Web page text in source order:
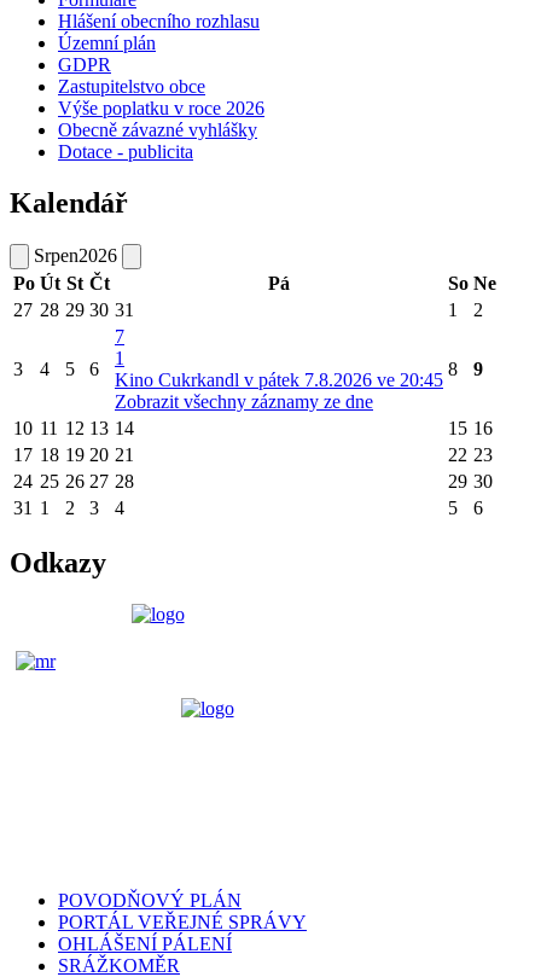
Hlášení obecního rozhlasu
Územní plán
GDPR
Zastupitelstvo obce
Výše poplatku v roce 2026
Obecně závazné vyhlášky
Dotace - publicita
Kalendář
Srpen2026
Po Út St Čt Pá So Ne
27 28 29 30 31 1 2
3 4 5 6
7
1
Kino Cukrkandl v pátek 7.8.2026 ve 20:45
Zobrazit všechny záznamy ze dne
8 9
10 11 12 13 14 15 16
17 18 19 20 21 22 23
24 25 26 27 28 29 30
31 1 2 3 4 5 6
Odkazy
POVODŇOVÝ PLÁN
PORTÁL VEŘEJNÉ SPRÁVY
OHLÁŠENÍ PÁLENÍ
SRÁŽKOMĚR